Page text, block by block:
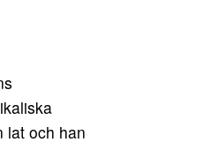
lat och han